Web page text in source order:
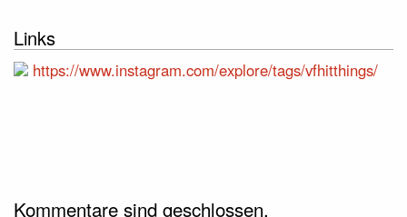
Links
https://www.instagram.com/explore/tags/vfhitthings/
Kommentare sind geschlossen.